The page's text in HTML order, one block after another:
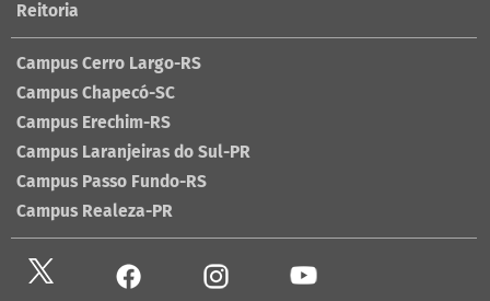
Reitoria
Campus Cerro Largo-RS
Campus Chapecó-SC
Campus Erechim-RS
Campus Laranjeiras do Sul-PR
Campus Passo Fundo-RS
Campus Realeza-PR